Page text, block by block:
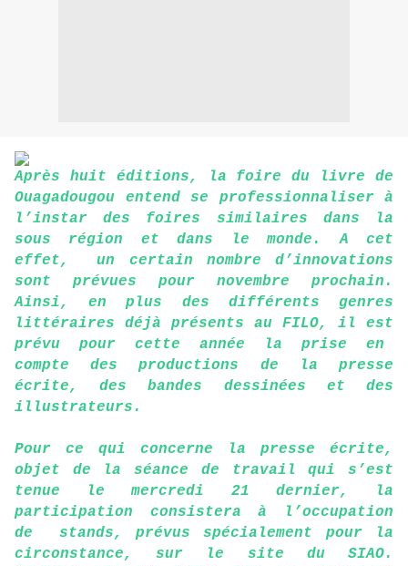
Après huit éditions, la foire du livre de
Ouagadougou entend se professionnaliser à
l’instar des foires similaires dans la
sous région et dans le monde. A cet
effet, un certain nombre d’innovations
sont prévues pour novembre prochain.
Ainsi, en plus des différents genres
littéraires déjà présents au FILO, il est
prévu pour cette année la prise en
compte des productions de la presse
écrite, des bandes dessinées et des
illustrateurs.
Pour ce qui concerne la presse écrite,
objet de la séance de travail qui s’est
tenue le mercredi 21 dernier, la
participation consistera à l’occupation
de stands, prévus spécialement pour la
circonstance, sur le site du SIAO.